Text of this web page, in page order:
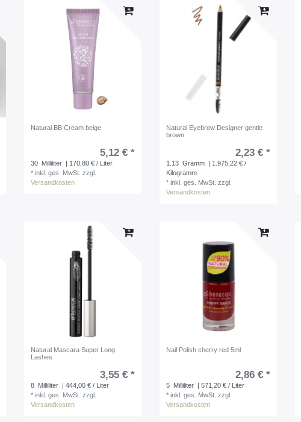
Natural BB Cream beige
5,12 € *
30 Milliliter
| 170,80 € / Liter
*inkl. ges. MwSt. zzgl.
Versandkosten
Natural Eyebrow Designer gentle
brown
2,23 € *
1.13 Gramm
| 1.975,22 € /
Kilogramm
*inkl. ges. MwSt. zzgl.
Versandkosten
Natural Mascara Super Long
Lashes
3,55 € *
8 Milliliter | 444,00 € / Liter
*inkl. ges. MwSt. zzgl.
Versandkosten
Nail Polish cherry red 5ml
2,86 € *
5 Milliliter | 571,20 € / Liter
*inkl. ges. MwSt. zzgl.
Versandkosten